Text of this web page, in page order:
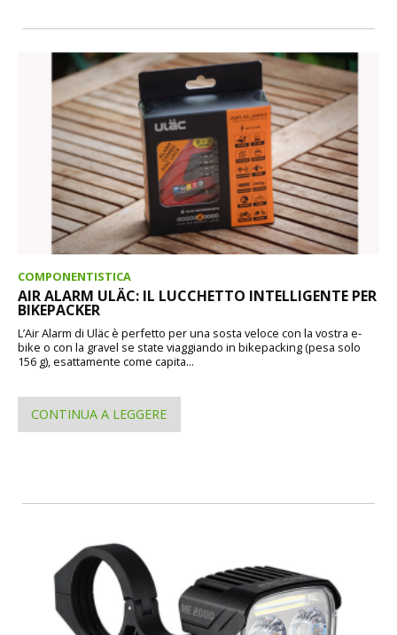
COMPONENTISTICA
AIR ALARM ULÄC: IL LUCCHETTO INTELLIGENTE PER
BIKEPACKER
L’Air Alarm di Uläc è perfetto per una sosta veloce con la vostra e-
bike o con la gravel se state viaggiando in bikepacking (pesa solo
156 g), esattamente come capita...
CONTINUA A LEGGERE